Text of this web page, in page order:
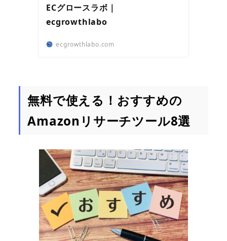
ECグロースラボ｜
ecgrowthlabo
ecgrowthlabo.com
無料で使える！おすすめの
Amazonリサーチツール8選